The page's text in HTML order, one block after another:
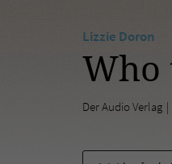
Lizzie Doron
Who
Der Audio Verlag